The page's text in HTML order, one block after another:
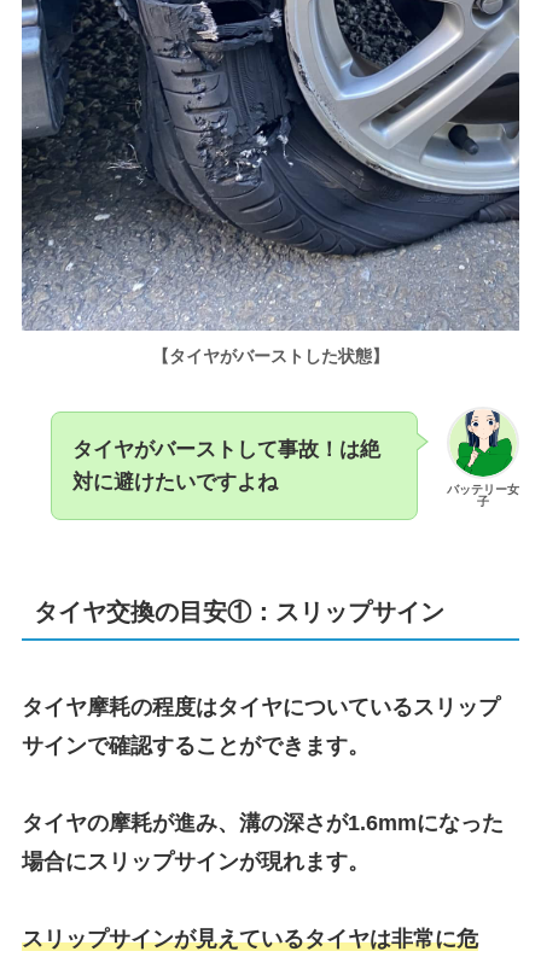
【タイヤがバーストした状態】
バッテリー女
子
タイヤがバーストして事故！は絶
対に避けたいですよね
タイヤ交換の目安①：スリップサイン
タイヤ摩耗の程度はタイヤについているスリップ
サインで確認することができます。
タイヤの摩耗が進み、溝の深さが1.6mmになった
場合にスリップサインが現れます。
スリップサインが見えているタイヤは非常に危